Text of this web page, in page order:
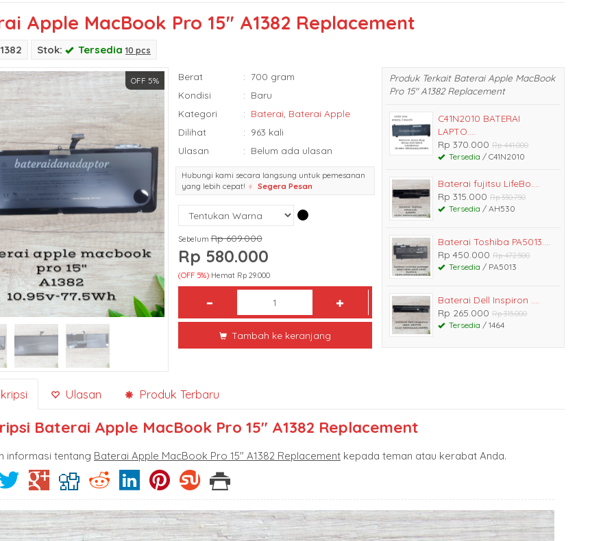
Apple MacBook Pro 15″ A1382 Replacement
Stok: Tersedia 10 pcs
OFF 5% Berat : 700 gram
Kondisi
: Baru
Kategori
: Baterai Baterai Apple
Dilihat
: 963 kali
Ulasan
: Belum ada ulasan
Hubungi kami secara langsung untuk pemesanan
yang lebih cepat!
Segera Pesan
SebelumRp 609.000
Rp 580.000
(OFF 5%)Hemat Rp 29.000
Tambah ke keranjang
Produk Terkait Baterai Apple MacBook
Pro 15″ A1382 Replacement
C41N2010 BATERAI
LAPTO....
Rp 370.000 Rp 441.000
Tersedia / C41N2010
Baterai fujitsu LifeBo....
Rp 315.000 Rp 330.750
Tersedia / AH530
Baterai Toshiba PA5013....
Rp 450.000 Rp 472.500
Tersedia / PA5013
Baterai Dell Inspiron ....
Rp 265.000 Rp 315.000
Tersedia / 1464
Ulasan Produk Terbaru
Baterai Apple MacBook Pro 15″ A1382 Replacement
informasi tentang Baterai Apple MacBook Pro 15″ A1382 Replacement kepada teman atau kerabat Anda.